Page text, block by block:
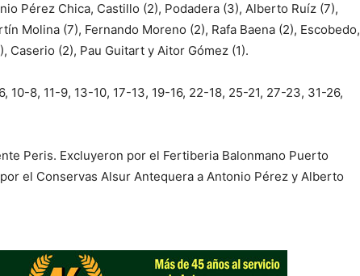
Pérez Chica, Castillo (2), Podadera (3), Alberto Ruíz (7),
Molina (7), Fernando Moreno (2), Rafa Baena (2), Escobedo,
Caserio (2), Pau Guitart y Aitor Gómez (1).
10-8, 11-9, 13-10, 17-13, 19-16, 22-18, 25-21, 27-23, 31-26,
Peris. Excluyeron por el Fertiberia Balonmano Puerto
el Conservas Alsur Antequera a Antonio Pérez y Alberto